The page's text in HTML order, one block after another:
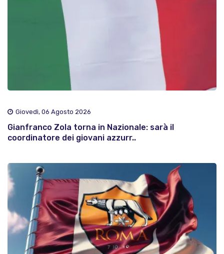
Giovedì, 06 Agosto 2026
Gianfranco Zola torna in Nazionale: sarà il
coordinatore dei giovani azzurr..